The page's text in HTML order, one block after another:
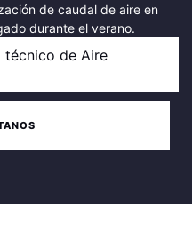
de caudal de aire en
durante el verano.
técnico de Aire